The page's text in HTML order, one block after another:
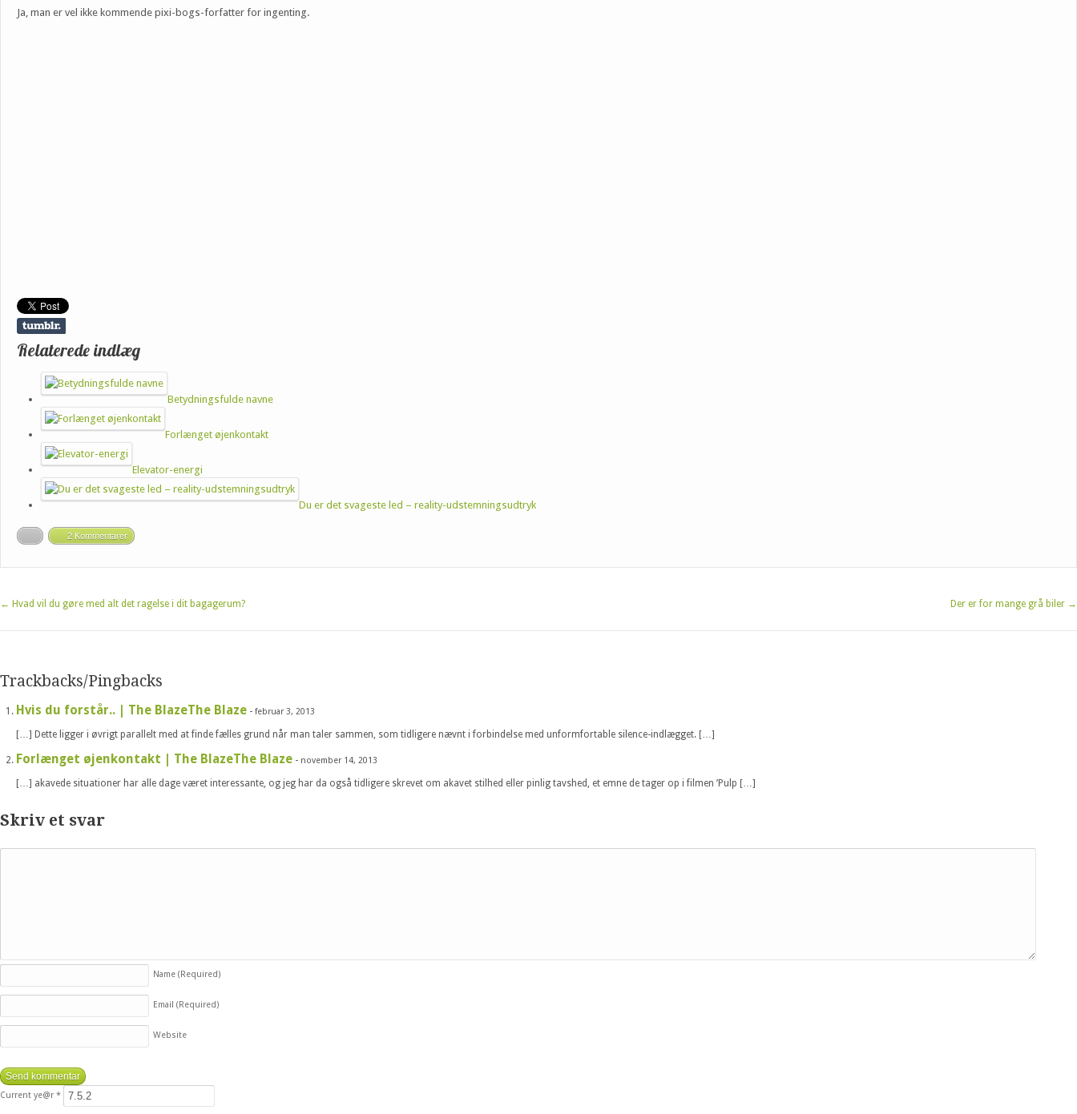
Ja, man er vel ikke kommende pixi-bogs-forfatter for ingenting.
Relaterede indlæg
Betydningsfulde navne
Forlænget øjenkontakt
Elevator-energi
Du er det svageste led – reality-udstemningsudtryk
2 Kommentarer
← Hvad vil du gøre med alt det ragelse i dit bagagerum? Der er for mange grå biler →
Trackbacks/Pingbacks
Hvis du forstår.. | The BlazeThe Blaze - februar 3, 2013
[…] Dette ligger i øvrigt parallelt med at finde fælles grund når man taler sammen, som tidligere nævnt i forbindelse med unformfortable silence-indlægget. […]
Forlænget øjenkontakt | The BlazeThe Blaze - november 14, 2013
[…] akavede situationer har alle dage været interessante, og jeg har da også tidligere skrevet om akavet stilhed eller pinlig tavshed, et emne de tager op i filmen ’Pulp […]
Skriv et svar
Name (Required)
Email (Required)
Website
Current ye@r *